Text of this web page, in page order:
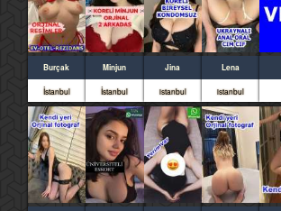
Burçak
İstanbul
Minjun
İstanbul
Jina
istanbul
Lena
istanbul